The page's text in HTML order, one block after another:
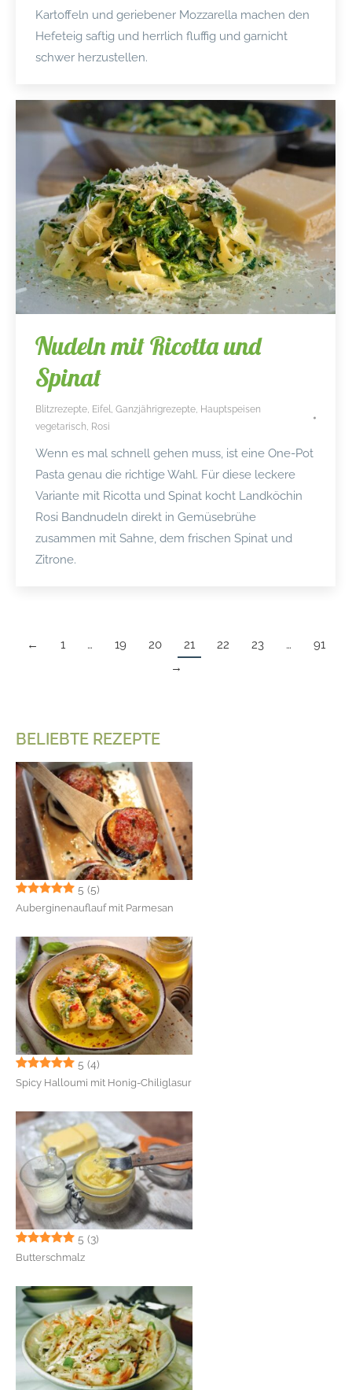
Kartoffeln und geriebener Mozzarella machen den
Hefeteig saftig und herrlich fluffig und garnicht
schwer herzustellen.
Nudeln mit Ricotta und
Spinat
Blitzrezepte Eifel Ganzjährigrezepte Hauptspeisen
vegetarisch Rosi
Wenn es mal schnell gehen muss, ist eine One-Pot
Pasta genau die richtige Wahl. Für diese leckere
Variante mit Ricotta und Spinat kocht Landköchin
Rosi Bandnudeln direkt in Gemüsebrühe
zusammen mit Sahne, dem frischen Spinat und
Zitrone.
← 1 … 19 20 21 22 23 …
91
→
BELIEBTE REZEPTE
5 (5)
Auberginenauflauf mit Parmesan
5 (4)
Spicy Halloumi mit Honig-Chiliglasur
5 (3)
Butterschmalz